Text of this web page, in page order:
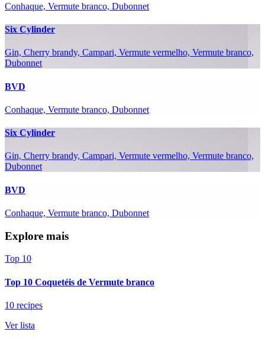
Conhaque, Vermute branco, Dubonnet
Six Cylinder
Gin, Cherry brandy, Campari, Vermute vermelho, Vermute branco,
Dubonnet
BVD
Conhaque, Vermute branco, Dubonnet
Six Cylinder
Gin, Cherry brandy, Campari, Vermute vermelho, Vermute branco,
Dubonnet
BVD
Conhaque, Vermute branco, Dubonnet
Explore mais
Top 10
Top 10 Coquetéis de Vermute branco
10 recipes
Ver lista